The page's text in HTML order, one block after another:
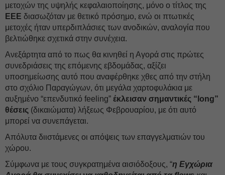
μετοχών της υψηλής κεφαλαιοποίησης, μόνο ο τίτλος της
ΕΕΕ διασωζόταν με θετικό πρόσημο, ενώ οι πτωτικές
μετοχές ήταν υπερδιπλάσιες των ανοδικών, αναλογία που
βελτιώθηκε σχετικά στην συνέχεια.
Ανεξάρτητα από το πως θα κινηθεί η Αγορά στις πρώτες
συνεδριάσεις της επόμενης εβδομάδας, αξίζει
υποσημείωσης αυτό που αναφέρθηκε χθες από την στήλη
στο σχόλιο Παραγώγων, ότι μεγάλα χαρτοφυλάκια με
αυξημένο “επενδυτικό feeling” έκλεισαν σημαντικές “long”
θέσεις (δικαιώματα) λήξεως Φεβρουαρίου, με ότι αυτό
μπορεί να συνεπάγεται.
Απόλυτα διιστάμενες οι απόψεις των επαγγελματιών του
χώρου.
Σύμφωνα με τους συγκρατημένα αισιόδοξους, “η Εγχώρια